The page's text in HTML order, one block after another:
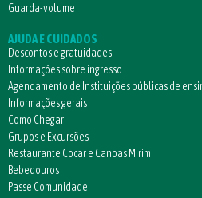
Guarda-volume
AJUDA E CUIDADOS
Descontos e gratuidades
Informações sobre ingresso
Agendamento de Instituições públicas de
Informações gerais
Como Chegar
Grupos e Excursões
Restaurante Cocar e Canoas Mirim
Bebedouros
Passe Comunidade